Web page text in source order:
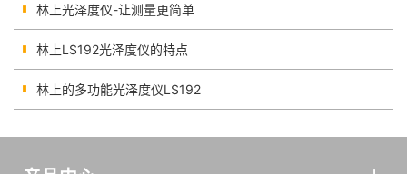
林上光泽度仪-让测量更简单
林上LS192光泽度仪的特点
林上的多功能光泽度仪LS192